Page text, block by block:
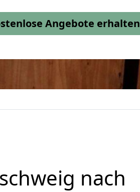
Angebote erhalten
nach